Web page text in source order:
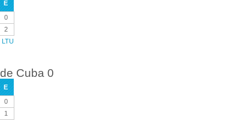
E
0
2
Cuba 0
E
0
1